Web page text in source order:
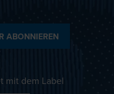
ABONNIEREN
mit dem Label